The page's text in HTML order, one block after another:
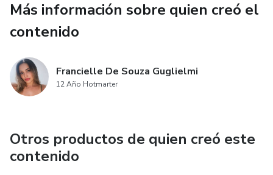
Más información sobre quien creó el
contenido
Francielle De Souza Guglielmi
12 Año Hotmarter
Otros productos de quien creó este
contenido